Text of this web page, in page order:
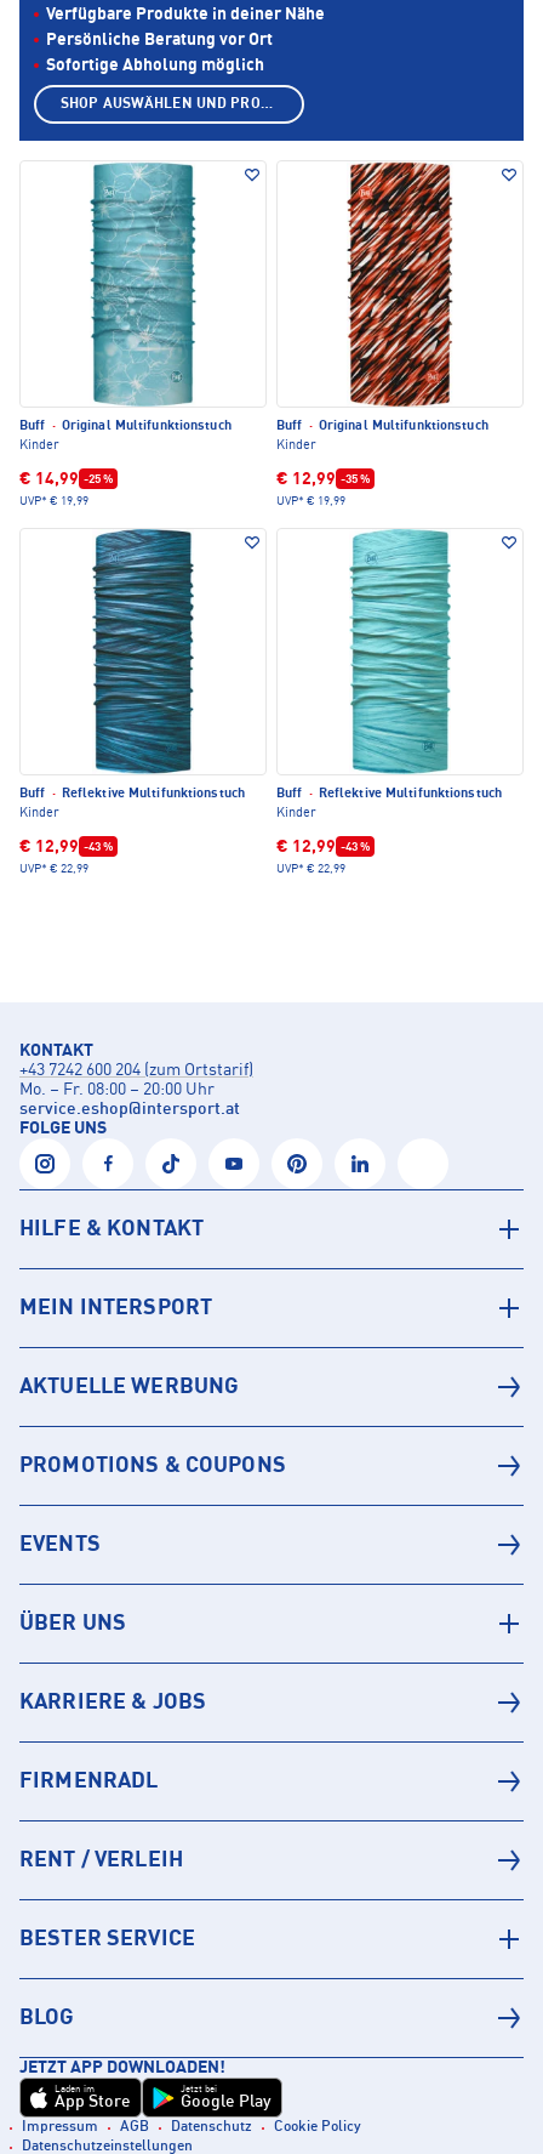
Buff · Original Multifunktionstuch
Kinder
€ 14,99 -25 %
UVP* € 19,99
Buff · Original Multifunktionstuch
Kinder
€ 12,99 -35 %
UVP* € 19,99
Buff · Reflektive Multifunktionstuch
Kinder
€ 12,99 -43 %
UVP* € 22,99
Buff · Reflektive Multifunktionstuch
Kinder
€ 12,99 -43 %
UVP* € 22,99
Verfügbare Produkte in deiner Nähe
Persönliche Beratung vor Ort
Sofortige Abholung möglich
SHOP AUSWÄHLEN UND PRODUKTE ANZEIGEN
KONTAKT
+43 7242 600 204 (zum Ortstarif)
Mo. – Fr. 08:00 – 20:00 Uhr
service.eshop@intersport.at
FOLGE UNS
HILFE & KONTAKT
MEIN INTERSPORT
AKTUELLE WERBUNG
PROMOTIONS & COUPONS
EVENTS
ÜBER UNS
KARRIERE & JOBS
FIRMENRADL
RENT / VERLEIH
BESTER SERVICE
BLOG
JETZT APP DOWNLOADEN!
Laden im
App Store
Jetzt bei
Google Play
Impressum AGB Datenschutz
Cookie Policy
Datenschutzeinstellungen